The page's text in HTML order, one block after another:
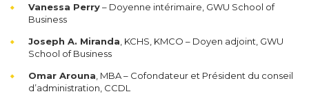
Vanessa Perry– Doyenne intérimaire, GWU School of
Business
Joseph A. Miranda , KCHS, KMCO – Doyen adjoint, GWU
School of Business
Omar Arouna , MBA – Cofondateur et Président du conseil
d’administration, CCDL